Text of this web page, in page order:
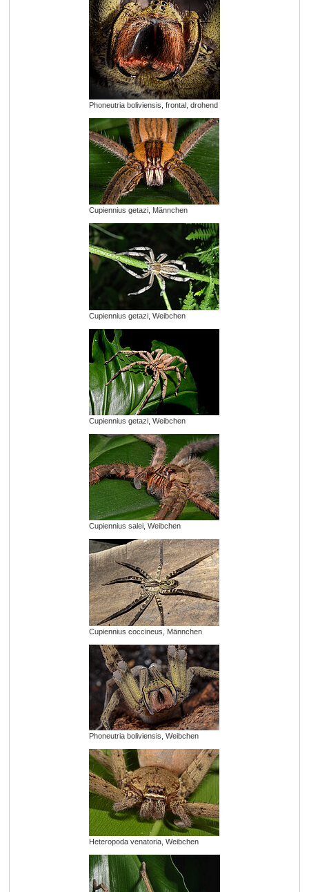
Phoneutria boliviensis, frontal, drohend
Cupiennius getazi, Männchen
Cupiennius getazi, Weibchen
Cupiennius getazi, Weibchen
Cupiennius salei, Weibchen
Cupiennius coccineus, Männchen
Phoneutria boliviensis, Weibchen
Heteropoda venatoria, Weibchen